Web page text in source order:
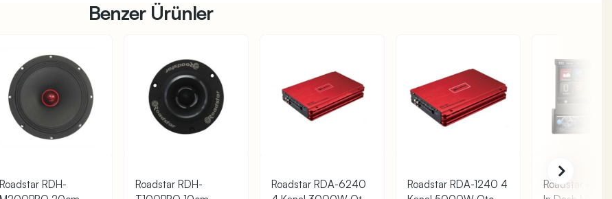
Benzer Ürünler
Roadstar RDH-
Roadstar RDH-
Roadstar RDA-6240
Roadstar RDA-1240 4
Roadstar